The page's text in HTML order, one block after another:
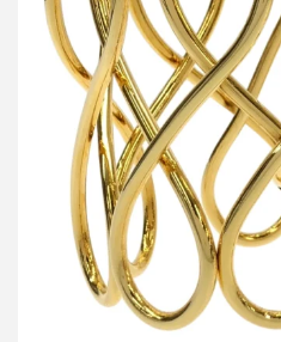
ハルノブムラタ POGANY
買取金額
詳しく